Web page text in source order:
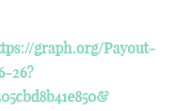
graph.org/Payout-
26?